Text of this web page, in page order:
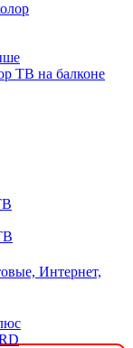
ТВ на балконе
Интернет,